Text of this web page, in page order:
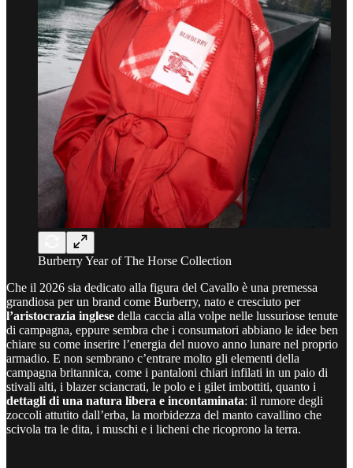
Burberry Year of The Horse Collection
Che il 2026 sia dedicato alla figura del Cavallo è una premessa
grandiosa per un brand come Burberry, nato e cresciuto per
l’aristocrazia inglese della caccia alla volpe nelle lussuriose tenute
di campagna, eppure sembra che i consumatori abbiano le idee ben
chiare su come inserire l’energia del nuovo anno lunare nel proprio
armadio. E non sembrano c’entrare molto gli elementi della
campagna britannica, come i pantaloni chiari infilati in un paio di
stivali alti, i blazer sciancrati, le polo e i gilet imbottiti, quanto i
dettagli di una natura libera e incontaminata: il rumore degli
zoccoli attutito dall’erba, la morbidezza del manto cavallino che
scivola tra le dita, i muschi e i licheni che ricoprono la terra.